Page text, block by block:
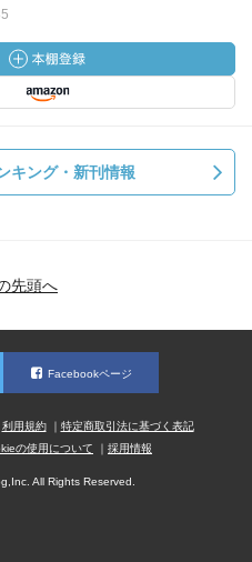
キング・新刊情報
先頭へ
Facebookページ
利用規約
特定商取引法に基づく表記
の使用について 採用情報
All Rights Reserved.